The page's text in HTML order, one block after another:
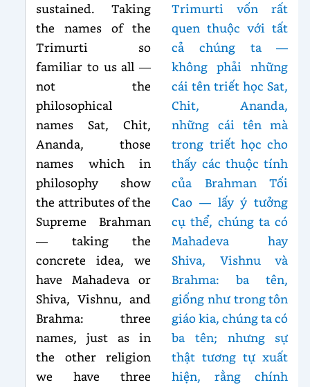
sustained. Taking
the names of the
Trimurti so
familiar to us all —
not the
philosophical
names Sat, Chit,
Ananda, those
names which in
philosophy show
the attributes of the
Supreme Brahman
— taking the
concrete idea, we
have Mahadeva or
Shiva, Vishnu, and
Brahma: three
names, just as in
the other religion
we have three
Trimurti vốn rất
quen thuộc với tất
cả chúng ta —
không phải những
cái tên triết học Sat,
Chit, Ananda,
những cái tên mà
trong triết học cho
thấy các thuộc tính
của Brahman Tối
Cao — lấy ý tưởng
cụ thể, chúng ta có
Mahadeva hay
Shiva, Vishnu và
Brahma: ba tên,
giống như trong tôn
giáo kia, chúng ta có
ba tên; nhưng sự
thật tương tự xuất
hiện, rằng chính